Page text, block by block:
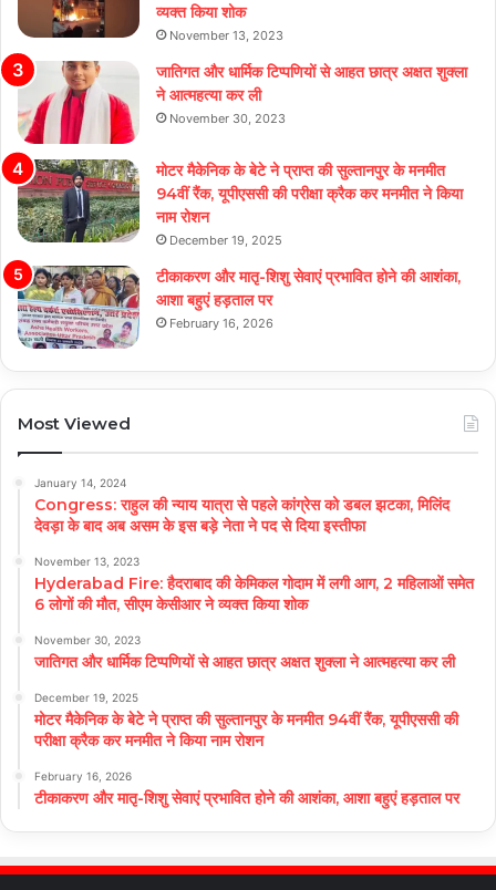
व्यक्त किया शोक
November 13, 2023
जातिगत और धार्मिक टिप्पणियों से आहत छात्र अक्षत शुक्ला
ने आत्महत्या कर ली
November 30, 2023
मोटर मैकेनिक के बेटे ने प्राप्त की सुल्तानपुर के मनमीत
94वीं रैंक, यूपीएससी की परीक्षा क्रैक कर मनमीत ने किया
नाम रोशन
December 19, 2025
टीकाकरण और मातृ-शिशु सेवाएं प्रभावित होने की आशंका,
आशा बहुएं हड़ताल पर
February 16, 2026
Most Viewed
January 14, 2024
Congress: राहुल की न्याय यात्रा से पहले कांग्रेस को डबल झटका, मिलिंद
देवड़ा के बाद अब असम के इस बड़े नेता ने पद से दिया इस्तीफा
November 13, 2023
Hyderabad Fire: हैदराबाद की केमिकल गोदाम में लगी आग, 2 महिलाओं समेत
6 लोगों की मौत, सीएम केसीआर ने व्यक्त किया शोक
November 30, 2023
जातिगत और धार्मिक टिप्पणियों से आहत छात्र अक्षत शुक्ला ने आत्महत्या कर ली
December 19, 2025
मोटर मैकेनिक के बेटे ने प्राप्त की सुल्तानपुर के मनमीत 94वीं रैंक, यूपीएससी की
परीक्षा क्रैक कर मनमीत ने किया नाम रोशन
February 16, 2026
टीकाकरण और मातृ-शिशु सेवाएं प्रभावित होने की आशंका, आशा बहुएं हड़ताल पर